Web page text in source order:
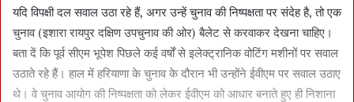
यदि विपक्षी दल सवाल उठा रहे हैं, अगर उन्हें चुनाव की निष्पक्षता पर संदेह है, तो एक
चुनाव (इशारा रायपुर दक्षिण उपचुनाव की ओर) बैलेट से करवाकर देखना चाहिए।
बता दें कि पूर्व सीएम भूपेश पिछले कई वर्षों से इलेक्ट्रानिक वोटिंग मशीनों पर सवाल
उठाते रहे हैं। हाल में हरियाणा के चुनाव के दौरान भी उन्होंने ईवीएम पर सवाल उठाए
थे। वे चुनाव आयोग की निष्पक्षता को लेकर ईवीएम को आधार बनाते हुए ही निशाना